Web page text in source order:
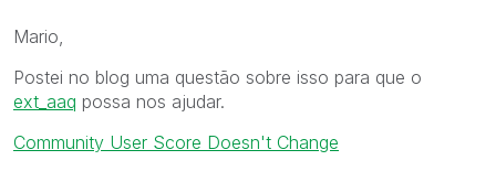
Mario,
Postei no blog uma questão sobre isso para que o
ext_aaq ‌ possa nos ajudar.
Community User Score Doesn't Change